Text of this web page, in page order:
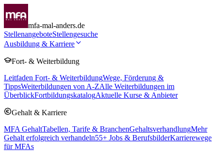
mfa-mal-anders.de
StellenangeboteStellengesuche
Ausbildung & Karriere
Fort- & Weiterbildung
Leitfaden Fort- & WeiterbildungWege, Förderung &
TippsWeiterbildungen von A-ZAlle Weiterbildungen im
ÜberblickFortbildungskatalogAktuelle Kurse & Anbieter
Gehalt & Karriere
MFA GehaltTabellen, Tarife & BranchenGehaltsverhandlungMehr
Gehalt erfolgreich verhandeln55+ Jobs & BerufsbilderKarrierewege
für MFAs